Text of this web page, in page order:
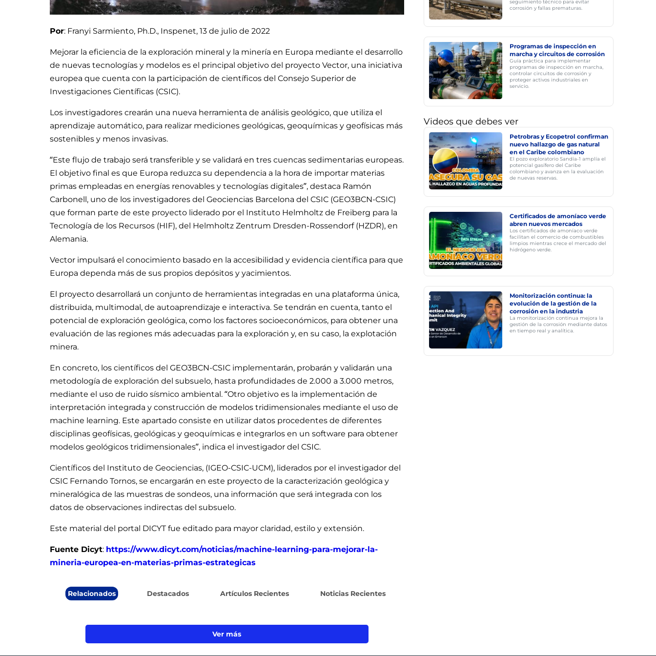
Por: Franyi Sarmiento, Ph.D., Inspenet, 13 de julio de 2022
Mejorar la eficiencia de la exploración mineral y la minería en Europa mediante el desarrollo
de nuevas tecnologías y modelos es el principal objetivo del proyecto Vector, una iniciativa
europea que cuenta con la participación de científicos del Consejo Superior de
Investigaciones Científicas (CSIC).
Los investigadores crearán una nueva herramienta de análisis geológico, que utiliza el
aprendizaje automático, para realizar mediciones geológicas, geoquímicas y geofísicas más
sostenibles y menos invasivas.
“Este flujo de trabajo será transferible y se validará en tres cuencas sedimentarias europeas.
El objetivo final es que Europa reduzca su dependencia a la hora de importar materias
primas empleadas en energías renovables y tecnologías digitales”, destaca Ramón
Carbonell, uno de los investigadores del Geociencias Barcelona del CSIC (GEO3BCN-CSIC)
que forman parte de este proyecto liderado por el Instituto Helmholtz de Freiberg para la
Tecnología de los Recursos (HIF), del Helmholtz Zentrum Dresden-Rossendorf (HZDR), en
Alemania.
Vector impulsará el conocimiento basado en la accesibilidad y evidencia científica para que
Europa dependa más de sus propios depósitos y yacimientos.
El proyecto desarrollará un conjunto de herramientas integradas en una plataforma única,
distribuida, multimodal, de autoaprendizaje e interactiva. Se tendrán en cuenta, tanto el
potencial de exploración geológica, como los factores socioeconómicos, para obtener una
evaluación de las regiones más adecuadas para la exploración y, en su caso, la explotación
minera.
En concreto, los científicos del GEO3BCN-CSIC implementarán, probarán y validarán una
metodología de exploración del subsuelo, hasta profundidades de 2.000 a 3.000 metros,
mediante el uso de ruido sísmico ambiental. “Otro objetivo es la implementación de
interpretación integrada y construcción de modelos tridimensionales mediante el uso de
machine learning. Este apartado consiste en utilizar datos procedentes de diferentes
disciplinas geofísicas, geológicas y geoquímicas e integrarlos en un software para obtener
modelos geológicos tridimensionales”, indica el investigador del CSIC.
Científicos del Instituto de Geociencias, (IGEO-CSIC-UCM), liderados por el investigador del
CSIC Fernando Tornos, se encargarán en este proyecto de la caracterización geológica y
mineralógica de las muestras de sondeos, una información que será integrada con los
datos de observaciones indirectas del subsuelo.
Este material del portal DICYT fue editado para mayor claridad, estilo y extensión.
Fuente Dicyt: https://www.dicyt.com/noticias/machine-learning-para-mejorar-la-
mineria-europea-en-materias-primas-estrategicas
Relacionados Destacados Artículos Recientes Noticias Recientes
Ver más
seguimiento técnico para evitar
corrosión y fallas prematuras.
Programas de inspección en
marcha y circuitos de corrosión
Guía práctica para implementar
programas de inspección en marcha,
controlar circuitos de corrosión y
proteger activos industriales en
servicio.
Videos que debes ver
Petrobras y Ecopetrol confirman
nuevo hallazgo de gas natural
en el Caribe colombiano
El pozo exploratorio Sandía-1 amplía el
potencial gasífero del Caribe
colombiano y avanza en la evaluación
de nuevas reservas.
Certificados de amoníaco verde
abren nuevos mercados
Los certificados de amoníaco verde
facilitan el comercio de combustibles
limpios mientras crece el mercado del
hidrógeno verde.
Monitorización continua: la
evolución de la gestión de la
corrosión en la industria
La monitorización continua mejora la
gestión de la corrosión mediante datos
en tiempo real y analítica.